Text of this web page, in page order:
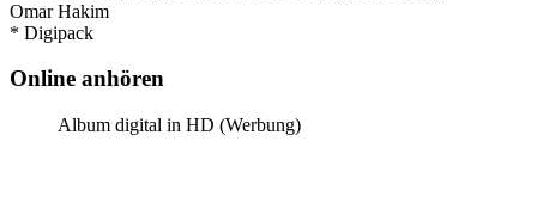
Omar Hakim
* Digipack
Online anhören
Album digital in HD (Werbung)